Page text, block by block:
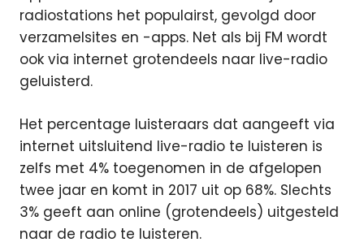
radiostations het populairst, gevolgd door
verzamelsites en -apps. Net als bij FM wordt
ook via internet grotendeels naar live-radio
geluisterd.
Het percentage luisteraars dat aangeeft via
internet uitsluitend live-radio te luisteren is
zelfs met 4% toegenomen in de afgelopen
twee jaar en komt in 2017 uit op 68%. Slechts
3% geeft aan online (grotendeels) uitgesteld
naar de radio te luisteren.